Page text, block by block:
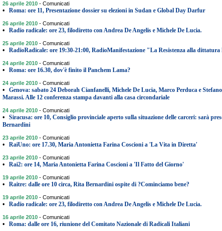
26 aprile 2010 - Comunicati
• Roma: ore 11, Presentazione dossier su elezioni in Sudan e Global Day Darfur
26 aprile 2010 - Comunicati
• Radio radicale: ore 23, filodiretto con Andrea De Angelis e Michele De Lucia.
25 aprile 2010 - Comunicati
• RadioRadicale: ore 19:30-21:00, RadioManifestazione "La Resistenza alla
24 aprile 2010 - Comunicati
• Roma: ore 16.30, dov'è finito il Panchem Lama?
24 aprile 2010 - Comunicati
•
Genova: sabato 24 Deborah Cianfanelli, Michele De Lucia, Marco Perduca e
Marassi. Alle 12 conferenza stampa davanti alla casa circondariale
24 aprile 2010 - Comunicati
•
Siracusa: ore 10, Consiglio provinciale aperto sulla situazione delle carceri: sarà
Bernardini
23 aprile 2010 - Comunicati
• RaiUno: ore 17.30, Maria Antonietta Farina Coscioni a 'La Vita in Diretta'
23 aprile 2010 - Comunicati
• Rai2: ore 14, Maria Antonietta Farina Coscioni a 'Il Fatto del Giorno'
19 aprile 2010 - Comunicati
• Raitre: dalle ore 10 circa, Rita Bernardini ospite di ?Cominciamo bene?
19 aprile 2010 - Comunicati
• Radio radicale: ore 23, filodiretto con Andrea De Angelis e Michele De Lucia.
16 aprile 2010 - Comunicati
• Roma: dalle ore 16, riunione del Comitato Nazionale di Radicali Italiani